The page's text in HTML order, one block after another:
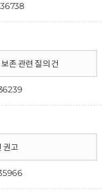
36738
존 관련 질의 건
권고